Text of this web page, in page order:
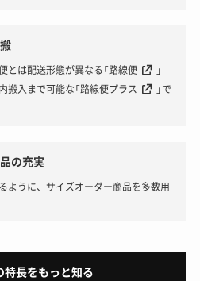
とは配送形態が異なる「路線便
」
搬入まで可能な「路線便プラス
」で
の充実
ように、サイズオーダー商品を多数用
長をもっと知る